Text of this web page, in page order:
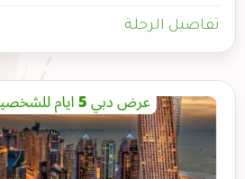
تفاصيل الرحلة